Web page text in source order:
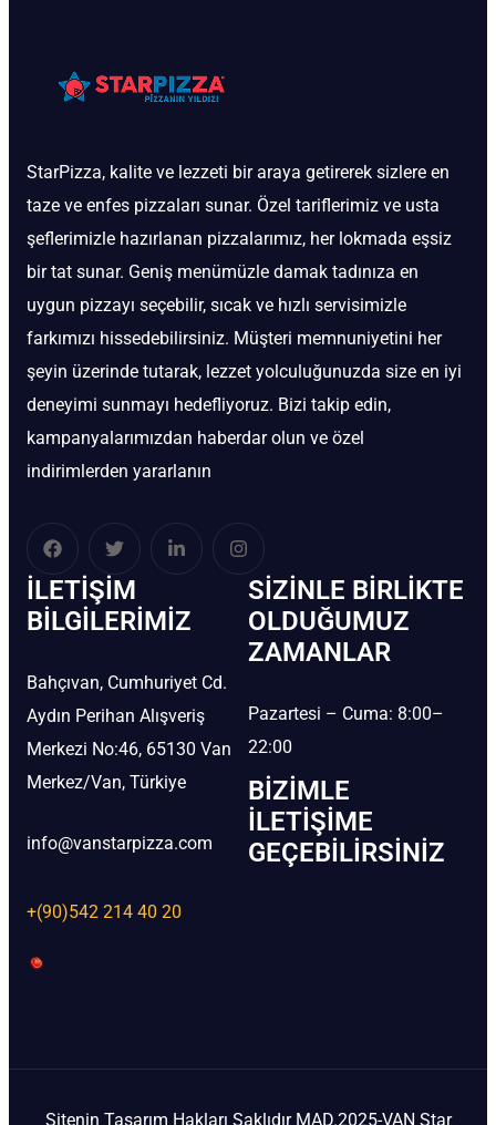
StarPizza, kalite ve lezzeti bir araya getirerek sizlere en
taze ve enfes pizzaları sunar. Özel tariflerimiz ve usta
şeflerimizle hazırlanan pizzalarımız, her lokmada eşsiz
bir tat sunar. Geniş menümüzle damak tadınıza en
uygun pizzayı seçebilir, sıcak ve hızlı servisimizle
farkımızı hissedebilirsiniz. Müşteri memnuniyetini her
şeyin üzerinde tutarak, lezzet yolculuğunuzda size en iyi
deneyimi sunmayı hedefliyoruz. Bizi takip edin,
kampanyalarımızdan haberdar olun ve özel
indirimlerden yararlanın
İLETIŞIM
BİLGILERIMIZ
Bahçıvan, Cumhuriyet Cd.
Aydın Perihan Alışveriş
Merkezi No:46, 65130 Van
Merkez/Van, Türkiye
info@vanstarpizza.com
+(90)542 214 40 20
SIZINLE BIRLIKTE
OLDUĞUMUZ
ZAMANLAR
Pazartesi – Cuma: 8:00–
22:00
BIZIMLE
İLETIŞIME
GEÇEBILIRSINIZ
Sitenin Tasarım Hakları Saklıdır MAD.2025-VAN Star